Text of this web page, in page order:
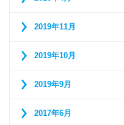
2019年11月
2019年10月
2019年9月
2017年6月